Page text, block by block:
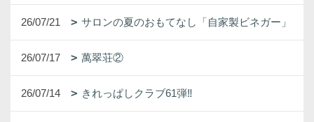
26/07/21 サロンの夏のおもてなし「自家製ビネガー」
26/07/17 萬翠荘②
26/07/14 きれっぱしクラブ61弾‼